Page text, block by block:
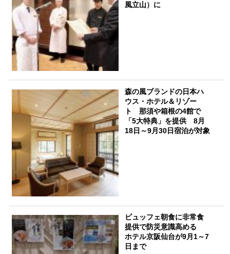
風立山）に
森の風ブランドの日本ハ
ウス・ホテル＆リゾー
ト 那須や箱根の4館で
「5大特典」を提供 8月
18日～9月30日宿泊が対象
ビュッフェ朝食に非常食
提供で防災意識高める
ホテル京阪仙台が9月1～7
日まで